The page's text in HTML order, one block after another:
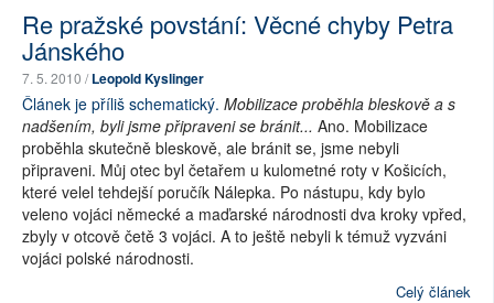
Re pražské povstání: Věcné chyby Petra
Jánského
7. 5. 2010 /Leopold Kyslinger
Článek je příliš schematický. Mobilizace proběhla bleskově a s
nadšením, byli jsme připraveni se bránit... Ano. Mobilizace
proběhla skutečně bleskově, ale bránit se, jsme nebyli
připraveni. Můj otec byl četařem u kulometné roty v Košicích,
které velel tehdejší poručík Nálepka. Po nástupu, kdy bylo
veleno vojáci německé a maďarské národnosti dva kroky vpřed,
zbyly v otcově četě 3 vojáci. A to ještě nebyli k témuž vyzváni
vojáci polské národnosti.
Celý článek